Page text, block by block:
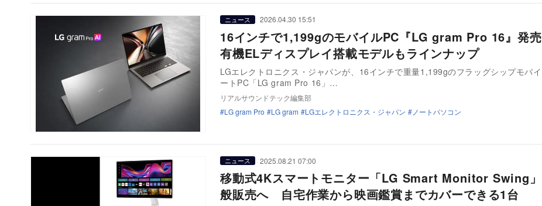
ニュース 2026.04.30 15:51
16インチで1,199gのモバイルPC『LG gram Pro 16』発
有機ELディスプレイ搭載モデルもラインナップ
LGエレクトロニクス・ジャパンが、16インチで重量1,199gのフラッグシップモバイ
ートPC「LG gram Pro 16」…
リアルサウンドテック編集部
LG gram Pro
LG gram LGエレクトロニクス・ジャパン ノートパソコン
ニュース 2025.08.21 07:00
移動式4Kスマートモニター「LG Smart Monitor Swing
般販売へ 自宅作業から映画鑑賞までカバーできる1台